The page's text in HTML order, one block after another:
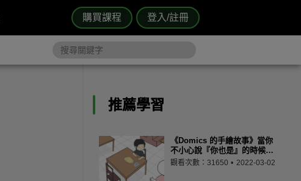
購買課程 登入/註冊
推薦學習
《Domics 的手繪故事》當你
不小心說『你也是』的時候…
觀看次數：31650 2022-03-02